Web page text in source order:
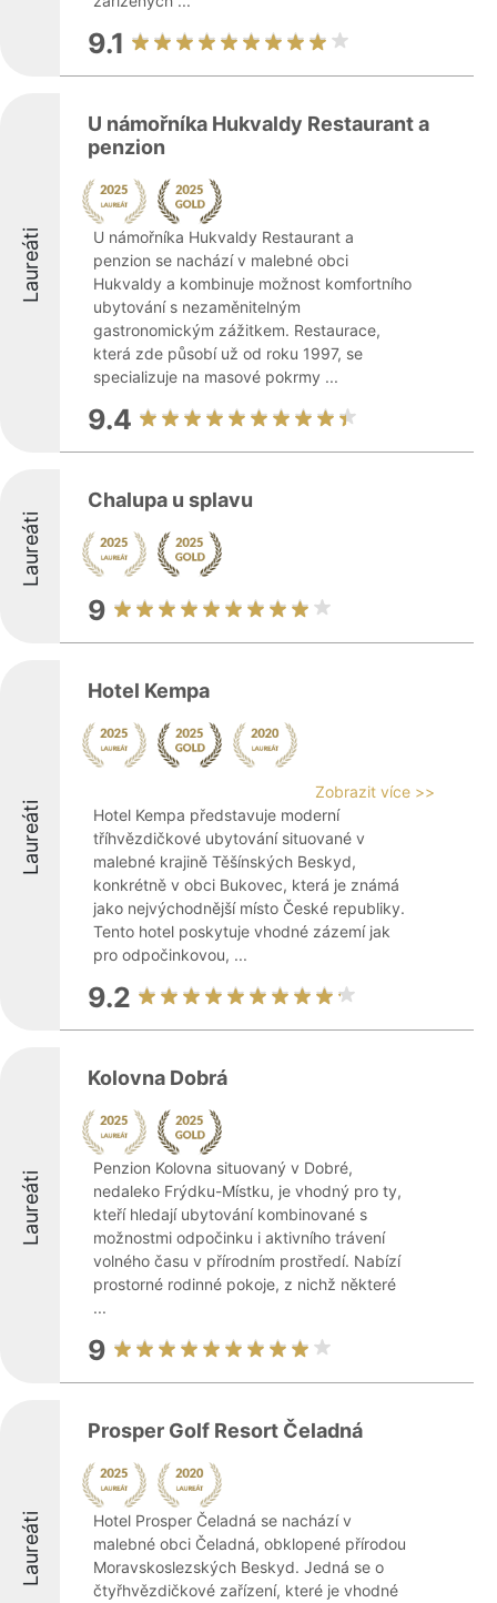
9.1
Laureáti
U námořníka Hukvaldy Restaurant a
penzion
U námořníka Hukvaldy Restaurant a
penzion se nachází v malebné obci
Hukvaldy a kombinuje možnost komfortního
ubytování s nezaměnitelným
gastronomickým zážitkem. Restaurace,
která zde působí už od roku 1997, se
specializuje na masové pokrmy ...
9.4
Laureáti
Chalupa u splavu
9
Laureáti
Hotel Kempa
Zobrazit více >>
Hotel Kempa představuje moderní
tříhvězdičkové ubytování situované v
malebné krajině Těšínských Beskyd,
konkrétně v obci Bukovec, která je známá
jako nejvýchodnější místo České republiky.
Tento hotel poskytuje vhodné zázemí jak
pro odpočinkovou, ...
9.2
Laureáti
Kolovna Dobrá
Penzion Kolovna situovaný v Dobré,
nedaleko Frýdku-Místku, je vhodný pro ty,
kteří hledají ubytování kombinované s
možnostmi odpočinku i aktivního trávení
volného času v přírodním prostředí. Nabízí
prostorné rodinné pokoje, z nichž některé
...
9
Laureáti
Prosper Golf Resort Čeladná
Hotel Prosper Čeladná se nachází v
malebné obci Čeladná, obklopené přírodou
Moravskoslezských Beskyd. Jedná se o
čtyřhvězdičkové zařízení, které je vhodné